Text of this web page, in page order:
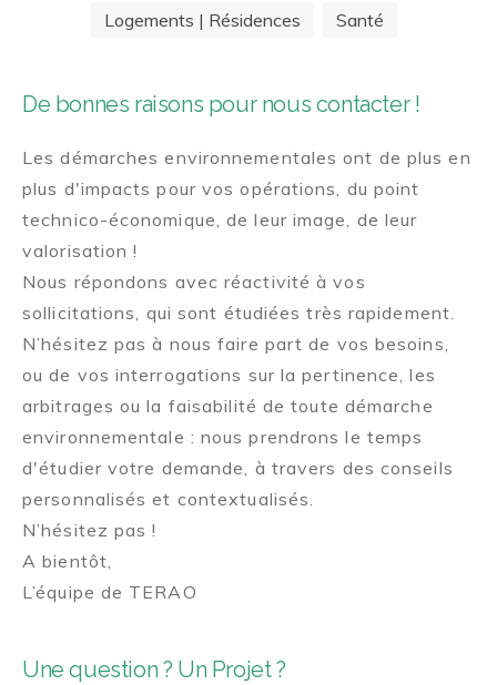
Logements | Résidences Santé
Une question ? Un Projet ?
De bonnes raisons pour nous contacter !
Les démarches environnementales ont de plus en
plus d'impacts pour vos opérations, du point
technico-économique, de leur image, de leur
valorisation !
Nous répondons avec réactivité à vos
sollicitations, qui sont étudiées très rapidement.
N’hésitez pas à nous faire part de vos besoins,
ou de vos interrogations sur la pertinence, les
arbitrages ou la faisabilité de toute démarche
environnementale : nous prendrons le temps
d'étudier votre demande, à travers des conseils
personnalisés et contextualisés.
N’hésitez pas !
A bientôt,
L’équipe de TERAO